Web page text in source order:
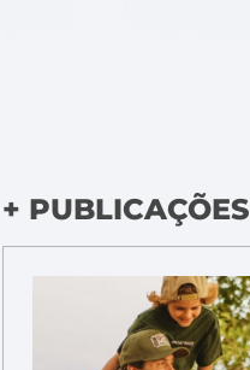
+ PUBLICAÇÕES